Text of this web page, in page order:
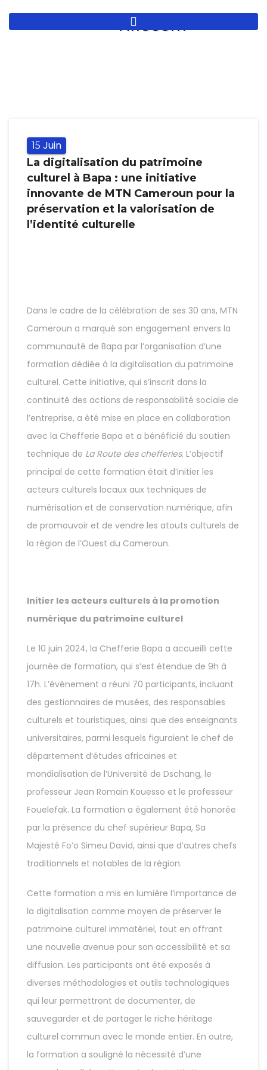
au
15 Juin
La digitalisation du patrimoine
culturel à Bapa : une initiative
innovante de MTN Cameroun pour la
préservation et la valorisation de
l’identité culturelle
Dans le cadre de la célébration de ses 30 ans, MTN
Cameroun a marqué son engagement envers la
communauté de Bapa par l’organisation d’une
formation dédiée à la digitalisation du patrimoine
culturel. Cette initiative, qui s’inscrit dans la
continuité des actions de responsabilité sociale de
l’entreprise, a été mise en place en collaboration
avec la Chefferie Bapa et a bénéficié du soutien
technique de La Route des chefferies. L’objectif
principal de cette formation était d’initier les
acteurs culturels locaux aux techniques de
numérisation et de conservation numérique, afin
de promouvoir et de vendre les atouts culturels de
la région de l’Ouest du Cameroun.
Initier les acteurs culturels à la promotion
numérique du patrimoine culturel
Le 10 juin 2024, la Chefferie Bapa a accueilli cette
journée de formation, qui s’est étendue de 9h à
17h. L’événement a réuni 70 participants, incluant
des gestionnaires de musées, des responsables
culturels et touristiques, ainsi que des enseignants
universitaires, parmi lesquels figuraient le chef de
département d’études africaines et
mondialisation de l’Université de Dschang, le
professeur Jean Romain Kouesso et le professeur
Fouelefak. La formation a également été honorée
par la présence du chef supérieur Bapa, Sa
Majesté Fo’o Simeu David, ainsi que d’autres chefs
traditionnels et notables de la région.
Cette formation a mis en lumière l’importance de
la digitalisation comme moyen de préserver le
patrimoine culturel immatériel, tout en offrant
une nouvelle avenue pour son accessibilité et sa
diffusion. Les participants ont été exposés à
diverses méthodologies et outils technologiques
qui leur permettront de documenter, de
sauvegarder et de partager le riche héritage
culturel commun avec le monde entier. En outre,
la formation a souligné la nécessité d’une